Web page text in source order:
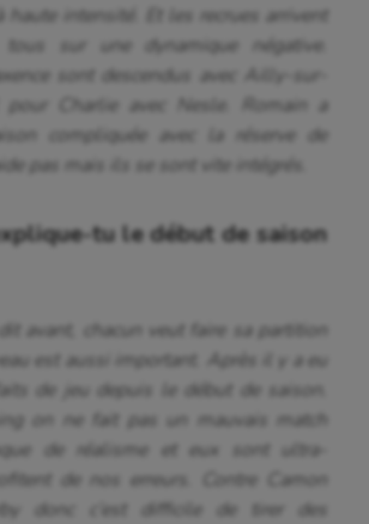
haute intensité. Et les recrues arrivent
sur une dynamique négative.
sont descendus avec Ailly-sur-
pour Charlie avec Nesle. Romain a
compliquée avec la réserve de
pas mais ils se sont vite intégrés.
tu le début de saison
dit avant, chacun veut faire sa partition
est aussi important. Après il y a eu
de jeu depuis le début de saison.
on ne fait pas un mauvais match
de réalisme et eux sont ultra-
de nos erreurs. Contre Camon
donc c’est difficile de tirer des